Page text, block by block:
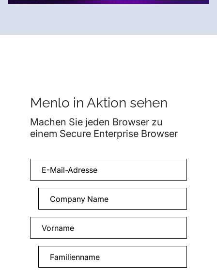
Menlo in Aktion sehen
Machen Sie jeden Browser zu
einem Secure Enterprise Browser